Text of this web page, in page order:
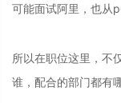
可能面试阿里，也从
所以在职位这里，不
谁，配合的部门都有